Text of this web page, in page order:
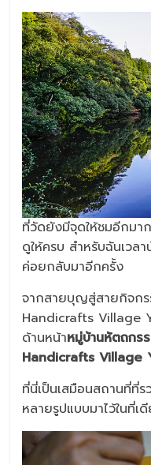
ที่วัดยังมีจุดให้ชมอีกมาก
ดูให้ครบ สำหรับฉันเวล
ค่อยกลับมาอีกครั้ง
จากสายบุญสู่สายกิจก
Handicrafts Village
ด้านหน้าหมู่บ้านหัตถกร
Handicrafts Village
ที่นี่เป็นเสมือนสถานที่ที่
หลายรูปแบบมาไว้ในที่เ